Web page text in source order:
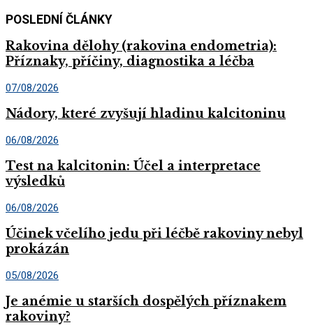
POSLEDNÍ ČLÁNKY
Rakovina dělohy (rakovina endometria):
Příznaky, příčiny, diagnostika a léčba
07/08/2026
Nádory, které zvyšují hladinu kalcitoninu
06/08/2026
Test na kalcitonin: Účel a interpretace
výsledků
06/08/2026
Účinek včelího jedu při léčbě rakoviny nebyl
prokázán
05/08/2026
Je anémie u starších dospělých příznakem
rakoviny?